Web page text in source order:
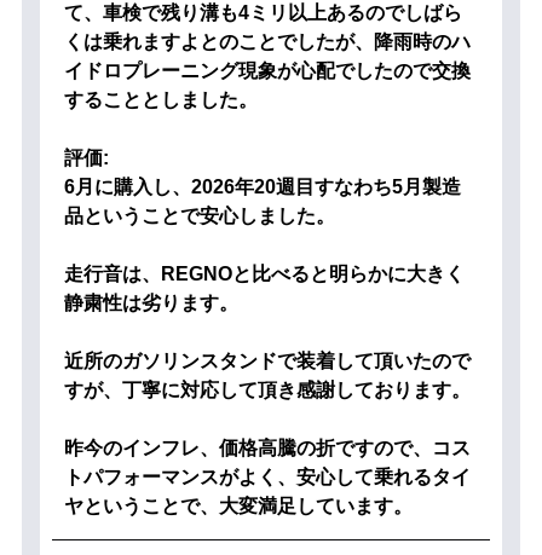
て、車検で残り溝も4ミリ以上あるのでしばら
くは乗れますよとのことでしたが、降雨時のハ
イドロプレーニング現象が心配でしたので交換
することとしました。
評価:
6月に購入し、2026年20週目すなわち5月製造
品ということで安心しました。
走行音は、REGNOと比べると明らかに大きく
静粛性は劣ります。
近所のガソリンスタンドで装着して頂いたので
すが、丁寧に対応して頂き感謝しております。
昨今のインフレ、価格高騰の折ですので、コス
トパフォーマンスがよく、安心して乗れるタイ
ヤということで、大変満足しています。